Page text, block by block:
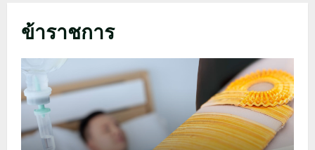
ข้าราชการ